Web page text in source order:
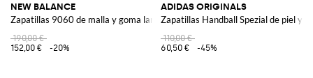
NEW BALANCE
Zapatillas 9060 de malla y goma laminada
190,00 €
152,00 €
-20%
ADIDAS ORIGINALS
Zapatillas Handball Spezial de piel y
110,00 €
60,50 €
-45%